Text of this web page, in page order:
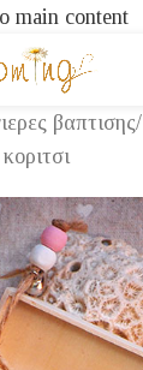
main content
βαπτισης/